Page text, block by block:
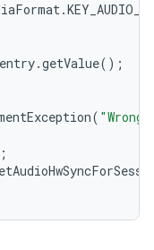
.
entry.getValue();
(
;